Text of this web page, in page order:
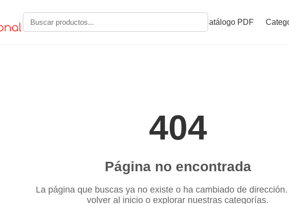
Catálogo PDF
404
Página no encontrada
La página que buscas ya no existe o ha cambiado de
volver al inicio o explorar nuestras categorías.